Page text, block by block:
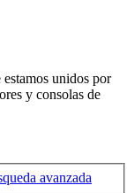
unidos por
y consolas de
avanzada